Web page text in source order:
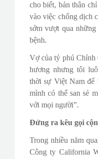
cho biết, bản thân
vào việc chống dịch
sớm vượt qua
bệnh.
Vợ của tỷ phú Chính
hương nhưng tôi
thời sự Việt Nam
mình có thể san sẻ
với mọi người”.
Đứng ra kêu gọi
Trong nhiều năm
Công ty California